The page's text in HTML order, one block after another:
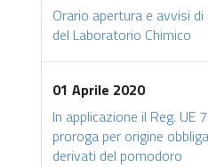
Orario apertura e avvisi
del Laboratorio Chimico
01 Aprile 2020
In applicazione il Reg.
proroga per origine
derivati del pomodoro